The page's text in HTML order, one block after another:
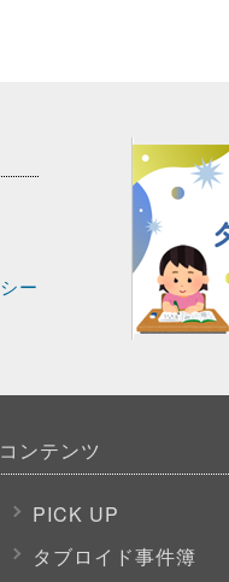
ー
コンテンツ
PICK UP
タブロイド事件簿